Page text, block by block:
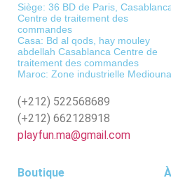
Siège: 36 BD de Paris,
Centre de traitement des
commandes
Casa: Bd al qods, hay mouley
abdellah Casablanca Centre de
traitement des commandes
Maroc: Zone industrielle Mediouna
(+212) 522568689
(+212) 662128918
playfun.ma@gmail.com
Boutique